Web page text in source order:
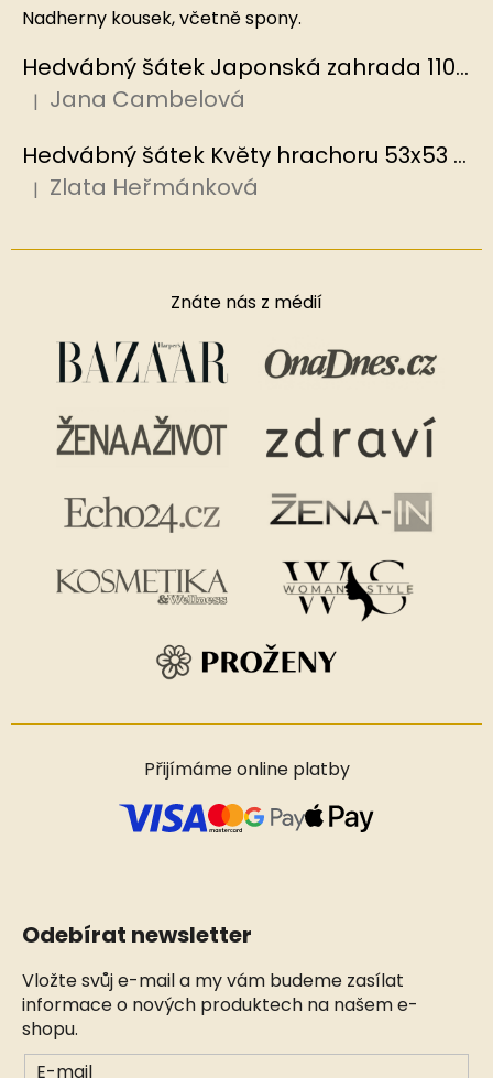
Nadherny kousek, včetně spony.
Hedvábný šátek Japonská zahrada 110x110 cm v dárkovém balení, HEDVÁBNÝ SVĚT
Hodnocení produktu je 5 z 5 hvězdiček.
| Jana Cambelová
Hedvábný šátek Květy hrachoru 53x53 cm v dárkovém balení, HEDVÁBNÝ SVĚT
Hodnocení produktu je 5 z 5 hvězdiček.
| Zlata Heřmánková
Znáte nás z médií
Přijímáme online platby
Odebírat newsletter
Vložte svůj e-mail a my vám budeme zasílat
informace o nových produktech na našem e-
shopu.
E-mail